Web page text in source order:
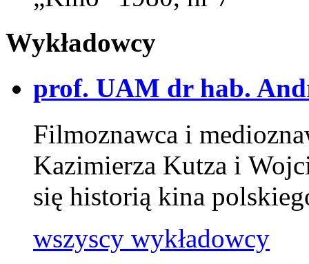
Wykładowcy
prof. UAM dr hab.
Filmoznawca i
Kazimierza Kutza i
się historią kina
wszyscy wykładowcy